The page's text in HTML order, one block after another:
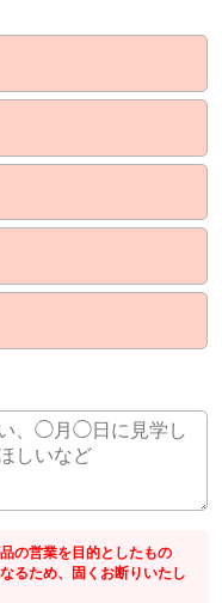
の営業を目的としたもの
るため、固くお断りいたし